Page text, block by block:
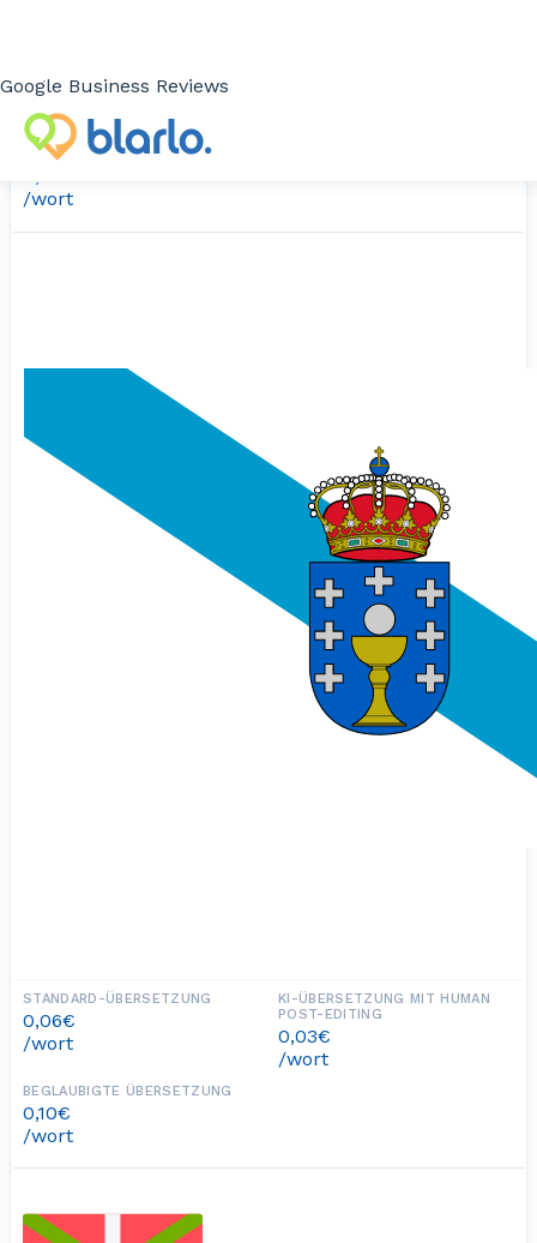
Google Business Reviews
0,06€
0,10€
/wort
0,06€
/wort
0,03€
/wort
0,10€
/wort